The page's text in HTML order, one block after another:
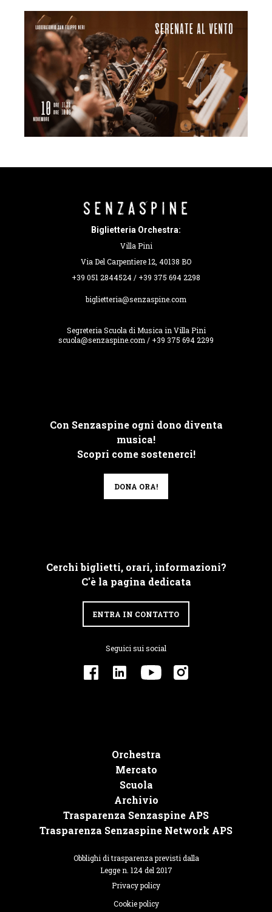
Biglietteria Orchestra:
Villa Pini
Via Del Carpentiere 12, 40138 BO
+39 051 2844524 / +39 375 694 2298
biglietteria@senzaspine.com
Segreteria Scuola di Musica in Villa Pini
scuola@senzaspine.com / +39 375 694 2299
Con Senzaspine ogni dono diventa
musica!
Scopri come sostenerci!
DONA ORA!
Cerchi biglietti, orari, informazioni?
C'è la pagina dedicata
ENTRA IN CONTATTO
Seguici sui social
Orchestra
Mercato
Scuola
Archivio
Trasparenza Senzaspine APS
Trasparenza Senzaspine Network APS
Obblighi di trasparenza previsti dalla
Legge n. 124 del 2017
Privacy policy
Cookie policy